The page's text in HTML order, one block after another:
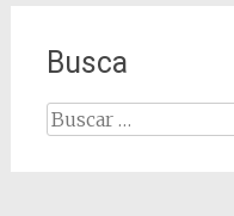
Busca
Buscar: